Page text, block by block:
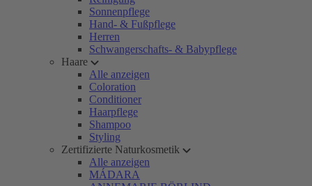
Sonnenpflege
Hand- & Fußpflege
Herren
Schwangerschafts- & Babypflege
Haare
Alle anzeigen
Coloration
Conditioner
Haarpflege
Shampoo
Styling
Zertifizierte Naturkosmetik
Alle anzeigen
MÁDARA